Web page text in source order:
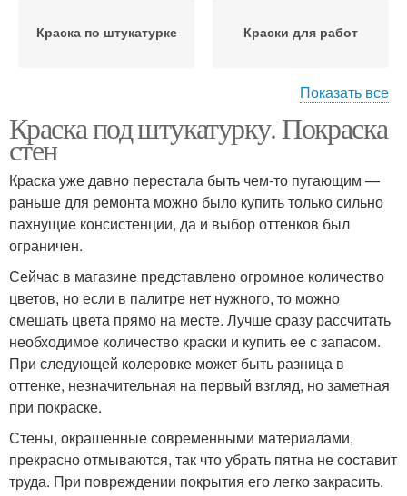
Краска по штукатурке Краски для работ
Шёлковая краска
Показать все
Краска под штукатурку. Покраска
стен
Краска уже давно перестала быть чем-то пугающим —
раньше для ремонта можно было купить только сильно
пахнущие консистенции, да и выбор оттенков был
ограничен.
Сейчас в магазине представлено огромное количество
цветов, но если в палитре нет нужного, то можно
смешать цвета прямо на месте. Лучше сразу рассчитать
необходимое количество краски и купить ее с запасом.
При следующей колеровке может быть разница в
оттенке, незначительная на первый взгляд, но заметная
при покраске.
Стены, окрашенные современными материалами,
прекрасно отмываются, так что убрать пятна не составит
труда. При повреждении покрытия его легко закрасить.